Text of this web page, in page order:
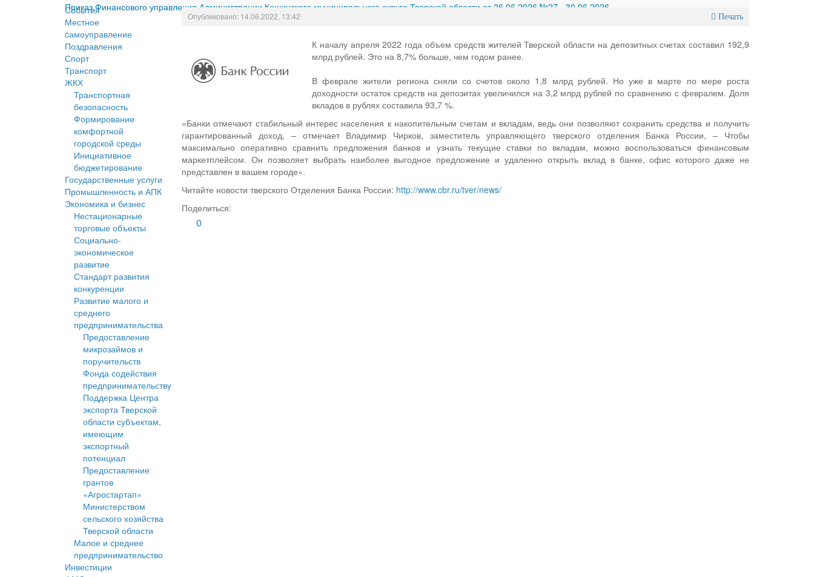
Приказ Финансового управления Администрации Кашинского муниципального округа Тверской области от 26.06.2026 №27
30.06.2026
События
Местное
cамоуправление
Поздравления
Спорт
Транспорт
ЖКХ
Транспортная
безопасность
Формирование
комфортной
городской среды
Инициативное
бюджетирование
Государственные услуги
Промышленность и АПК
Экономика и бизнес
Нестационарные
торговые объекты
Социально-
экономическое
развитие
Стандарт развития
конкуренции
Развитие малого и
среднего
предпринимательства
Предоставление
микрозаймов и
поручительств
Фонда содействия
предпринимательству
Поддержка Центра
экспорта Тверской
области субъектам,
имеющим
экспортный
потенциал
Предоставление
грантов
«Агростартап»
Министерством
сельского хозяйства
Тверской области
Малое и среднее
предпринимательство
Инвестиции
Опубликовано: 14.06.2022, 13:42 Печать
К началу апреля 2022 года объем средств жителей Тверской области на депозитных счетах составил 192,9
млрд рублей. Это на 8,7% больше, чем годом ранее.
В феврале жители региона сняли со счетов около 1,8 млрд рублей. Но уже в марте по мере роста
доходности остаток средств на депозитах увеличился на 3,2 млрд рублей по сравнению с февралем. Доля
вкладов в рублях составила 93,7 %.
«Банки отмечают стабильный интерес населения к накопительным счетам и вкладам, ведь они позволяют сохранить средства и получить
гарантированный доход, – отмечает Владимир Чирков, заместитель управляющего тверского отделения Банка России, – Чтобы
максимально оперативно сравнить предложения банков и узнать текущие ставки по вкладам, можно воспользоваться финансовым
маркетплейсом. Он позволяет выбрать наиболее выгодное предложение и удаленно открыть вклад в банке, офис которого даже не
представлен в вашем городе».
Читайте новости тверского Отделения Банка России: http://www.cbr.ru/tver/news/
Поделиться:
0